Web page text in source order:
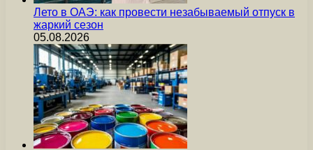
Лето в ОАЭ: как провести незабываемый отпуск в
жаркий сезон
05.08.2026